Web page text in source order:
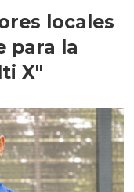
locales
para la
X"